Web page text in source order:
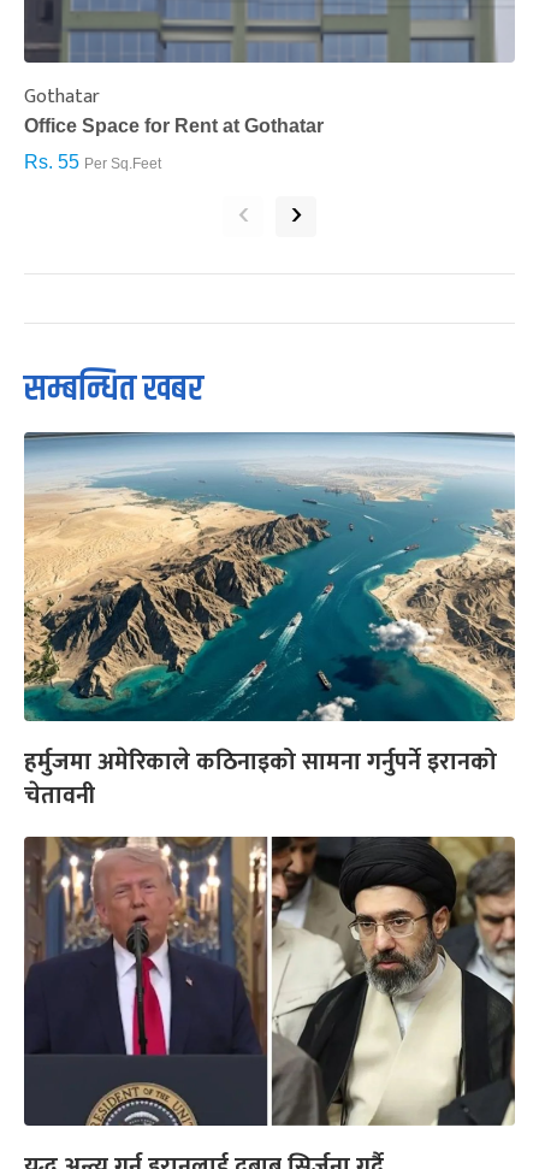
Gothatar
Office Space for Rent at Gothatar
Rs. 55 Per Sq.Feet
‹ ›
सम्बन्धित खबर
हर्मुजमा अमेरिकाले कठिनाइको सामना गर्नुपर्ने इरानको
चेतावनी